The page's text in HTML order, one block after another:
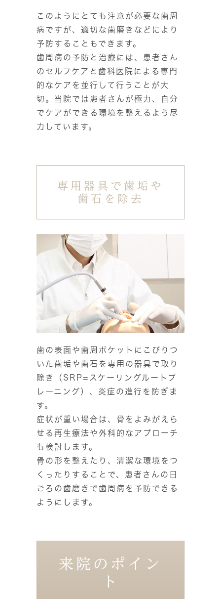
このようにとても注意が必要な歯周
病ですが、適切な歯磨きなどにより
予防することもできます。
歯周病の予防と治療には、患者さん
のセルフケアと歯科医院による専門
的なケアを並行して行うことが大
切。当院では患者さんが極力、自分
でケアができる環境を整えるよう尽
力しています。
専用器具で歯垢や
歯石を除去
歯の表面や歯周ポケットにこびりつ
いた歯垢や歯石を専用の器具で取り
除き（SRP=スケーリングルートプ
レーニング）、炎症の進行を防ぎま
す。
症状が重い場合は、骨をよみがえら
せる再生療法や外科的なアプローチ
も検討します。
骨の形を整えたり、清潔な環境をつ
くったりすることで、患者さんの日
ごろの歯磨きで歯周病を予防できる
ようにします。
来院のポイン
ト